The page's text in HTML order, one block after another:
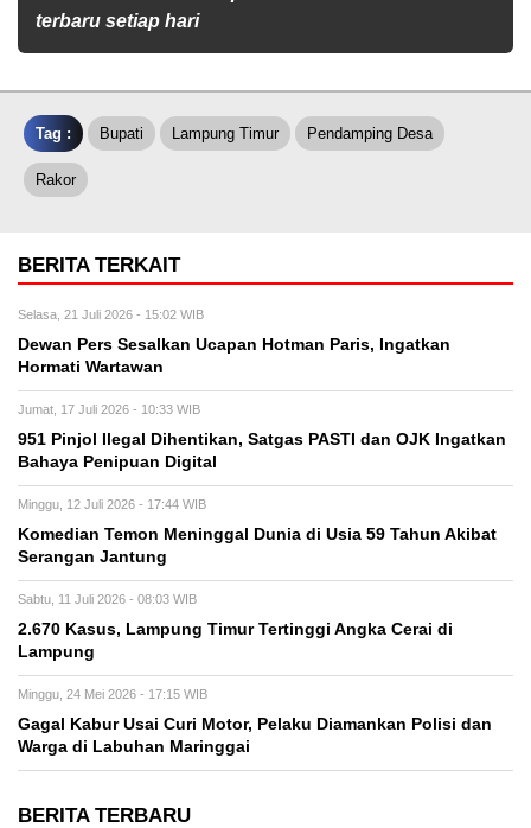
terbaru setiap hari
Tag : Bupati Lampung Timur Pendamping Desa
Rakor
BERITA TERKAIT
Selasa, 21 Juli 2026 - 15:02 WIB
Dewan Pers Sesalkan Ucapan Hotman Paris, Ingatkan
Hormati Wartawan
Jumat, 17 Juli 2026 - 10:33 WIB
951 Pinjol Ilegal Dihentikan, Satgas PASTI dan OJK Ingatkan
Bahaya Penipuan Digital
Minggu, 12 Juli 2026 - 17:44 WIB
Komedian Temon Meninggal Dunia di Usia 59 Tahun Akibat
Serangan Jantung
Sabtu, 11 Juli 2026 - 08:03 WIB
2.670 Kasus, Lampung Timur Tertinggi Angka Cerai di
Lampung
Minggu, 24 Mei 2026 - 17:15 WIB
Gagal Kabur Usai Curi Motor, Pelaku Diamankan Polisi dan
Warga di Labuhan Maringgai
BERITA TERBARU